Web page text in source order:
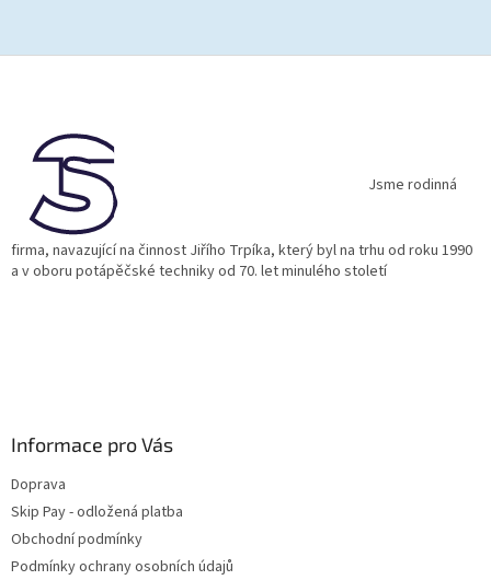
Jsme rodinná
firma, navazující na činnost Jiřího Trpíka, který byl na trhu od roku 1990
a v oboru potápěčské techniky od 70. let minulého století
Informace pro Vás
Doprava
Skip Pay - odložená platba
Obchodní podmínky
Podmínky ochrany osobních údajů